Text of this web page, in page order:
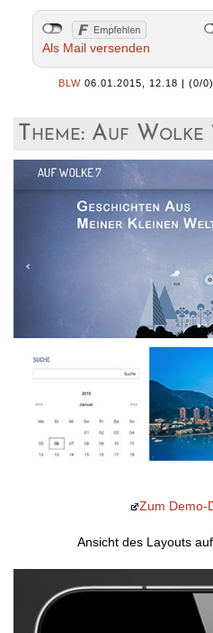
Als Mail versenden
BLW 06.01.2015, 12.18 | (0/0)
Theme: Auf
Zum Demo-
Ansicht des Layouts